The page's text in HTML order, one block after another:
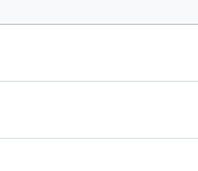
師生踴躍報名參加